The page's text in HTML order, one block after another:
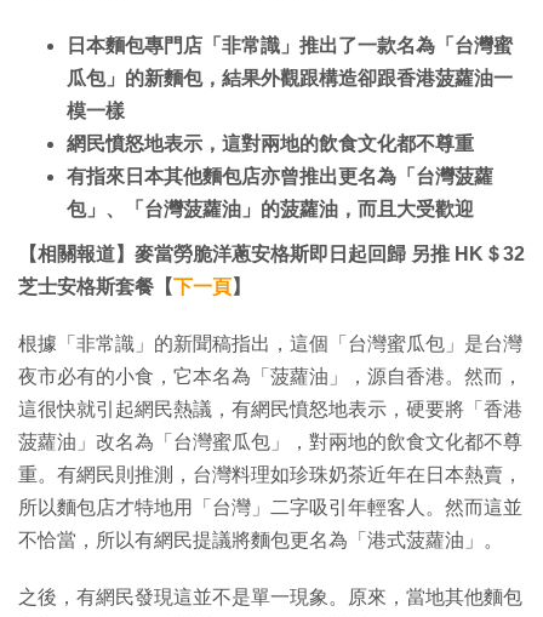
日本麵包專門店「非常識」推出了一款名為「台灣蜜
瓜包」的新麵包，結果外觀跟構造卻跟香港菠蘿油一
模一樣
網民憤怒地表示，這對兩地的飲食文化都不尊重
有指來日本其他麵包店亦曾推出更名為「台灣菠蘿
包」、「台灣菠蘿油」的菠蘿油，而且大受歡迎
【相關報道】麥當勞脆洋蔥安格斯即日起回歸 另推 HK＄32
芝士安格斯套餐【下一頁】
根據「非常識」的新聞稿指出，這個「台灣蜜瓜包」是台灣
夜市必有的小食，它本名為「菠蘿油」，源自香港。然而，
這很快就引起網民熱議，有網民憤怒地表示，硬要將「香港
菠蘿油」改名為「台灣蜜瓜包」，對兩地的飲食文化都不尊
重。有網民則推測，台灣料理如珍珠奶茶近年在日本熱賣，
所以麵包店才特地用「台灣」二字吸引年輕客人。然而這並
不恰當，所以有網民提議將麵包更名為「港式菠蘿油」。
之後，有網民發現這並不是單一現象。原來，當地其他麵包